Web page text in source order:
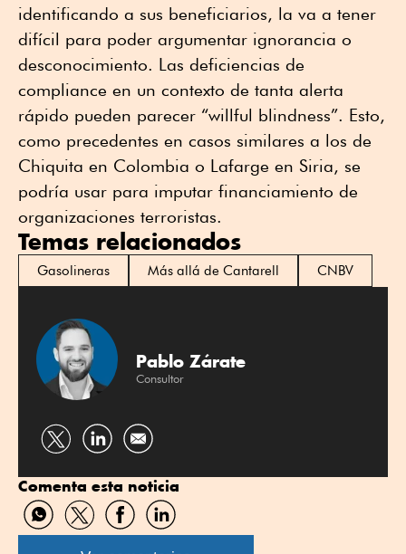
identificando a sus beneficiarios, la va a tener
difícil para poder argumentar ignorancia o
desconocimiento. Las deficiencias de
compliance en un contexto de tanta alerta
rápido pueden parecer “willful blindness”. Esto,
como precedentes en casos similares a los de
Chiquita en Colombia o Lafarge en Siria, se
podría usar para imputar financiamiento de
organizaciones terroristas.
Temas relacionados
Gasolineras Más allá de Cantarell CNBV
Pablo Zárate
Consultor
Compartir
Twitter
Compartir
Linkedin
Comenta esta noticia
Compartir
por
Compartir
por
Compartir
por
Compartir
por